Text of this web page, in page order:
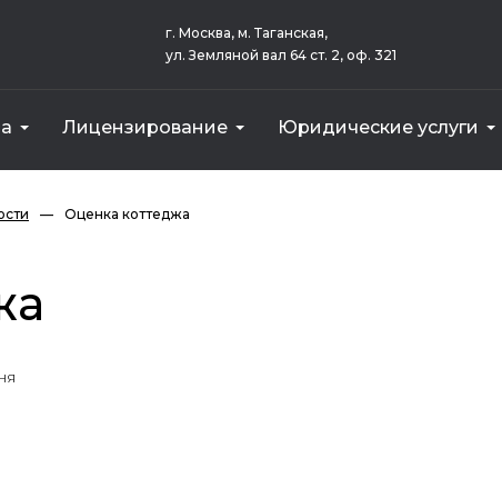
г. Москва, м. Таганская,
ул. Земляной вал 64 ст. 2, оф. 321
Лицензирование Юридические услуги
— Оценка коттеджа